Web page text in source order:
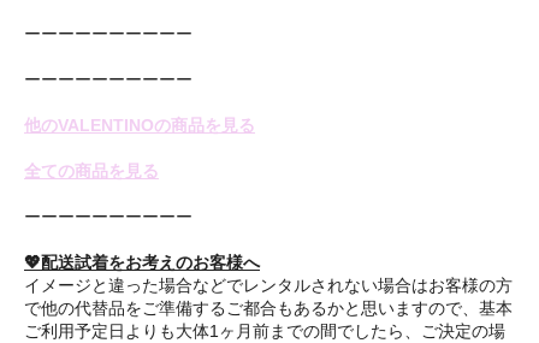
ーーーーーーーーーー
ーーーーーーーーーー
他のVALENTINOの商品を見る
全ての商品を見る
ーーーーーーーーーー
💖配送試着をお考えのお客様へ
イメージと違った場合などでレンタルされない場合はお客様の方
で他の代替品をご準備するご都合もあるかと思いますので、基本
ご利用予定日よりも大体1ヶ月前までの間でしたら、ご決定の場